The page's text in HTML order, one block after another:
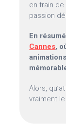
en train de
passion
En
Cannes,
Alors,
vraiment